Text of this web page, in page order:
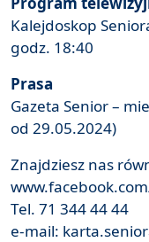
Kalejdoskop
godz. 18:40
Prasa
Gazeta Senior –
od 29.05.2024)
Znajdziesz nas
Tel. 71 344 44 44
e-mail: